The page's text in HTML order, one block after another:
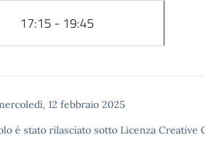
17:15 - 19:45
12 febbraio 2025
è stato rilasciato sotto Licenza Creative